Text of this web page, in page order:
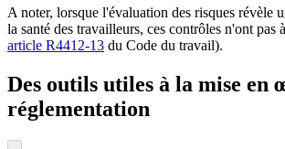
A noter, lorsque l'évaluation des risques révèle
la santé des travailleurs, ces contrôles n'ont pas
article R4412-13 du Code du travail).
Des outils utiles à la mise en
réglementation